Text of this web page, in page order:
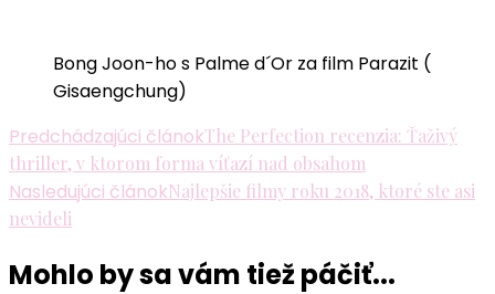
Bong Joon-ho s Palme d´Or za film Parazit (
Gisaengchung)
Navigácia
v
článku
Predchádzajúci článokThe Perfection recenzia: Ťaživý
thriller, v ktorom forma víťazí nad obsahom
Nasledujúci článokNajlepšie filmy roku 2018, ktoré ste asi
nevideli
Mohlo by sa vám tiež páčiť...